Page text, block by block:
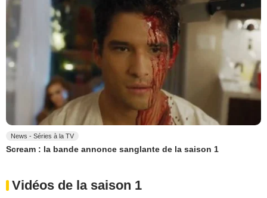
News - Séries à la TV
Scream : la bande annonce sanglante de la saison 1
Vidéos de la saison 1